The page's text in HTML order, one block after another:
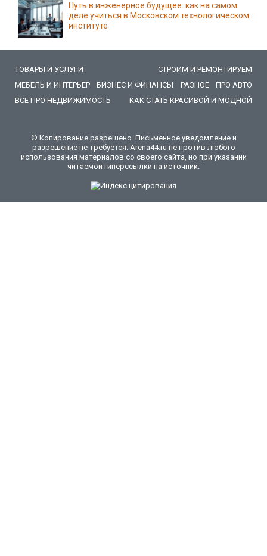
Путь в инженерное будущее: как на самом
деле учиться в Московском технологическом
институте
ТОВАРЫ И УСЛУГИ
СТРОИМ И РЕМОНТИРУЕМ
МЕБЕЛЬ И ИНТЕРЬЕР
БИЗНЕС И ФИНАНСЫ РАЗНОЕ
ПРО АВТО
ВСЕ ПРО НЕДВИЖИМОСТЬ
КАК СТАТЬ КРАСИВОЙ И МОДНОЙ
© Копирование разрешено. Письменное уведомление и
разрешение не требуется. Arena44.ru не против любого
использования материалов со своего сайта, но при указании
читаемой гиперссылки на источник.